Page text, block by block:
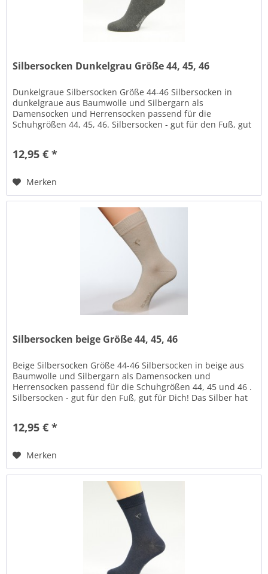
Silbersocken Dunkelgrau Größe 44, 45, 46
Dunkelgraue Silbersocken Größe 44-46 Silbersocken in
dunkelgraue aus Baumwolle und Silbergarn als
Damensocken und Herrensocken passend für die
Schuhgrößen 44, 45, 46. Silbersocken - gut für den Fuß, gut
12,95 € *
Merken
Silbersocken beige Größe 44, 45, 46
Beige Silbersocken Größe 44-46 Silbersocken in beige aus
Baumwolle und Silbergarn als Damensocken und
Herrensocken passend für die Schuhgrößen 44, 45 und 46 .
Silbersocken - gut für den Fuß, gut für Dich! Das Silber hat
12,95 € *
Merken